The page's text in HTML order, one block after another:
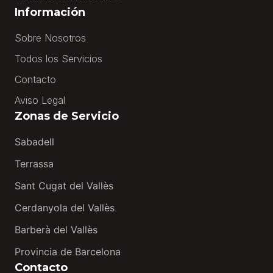
Información
Sobre Nosotros
Todos los Servicios
Contacto
Aviso Legal
Zonas de Servicio
Sabadell
Terrassa
Sant Cugat del Vallès
Cerdanyola del Vallès
Barberà del Vallès
Provincia de Barcelona
Contacto